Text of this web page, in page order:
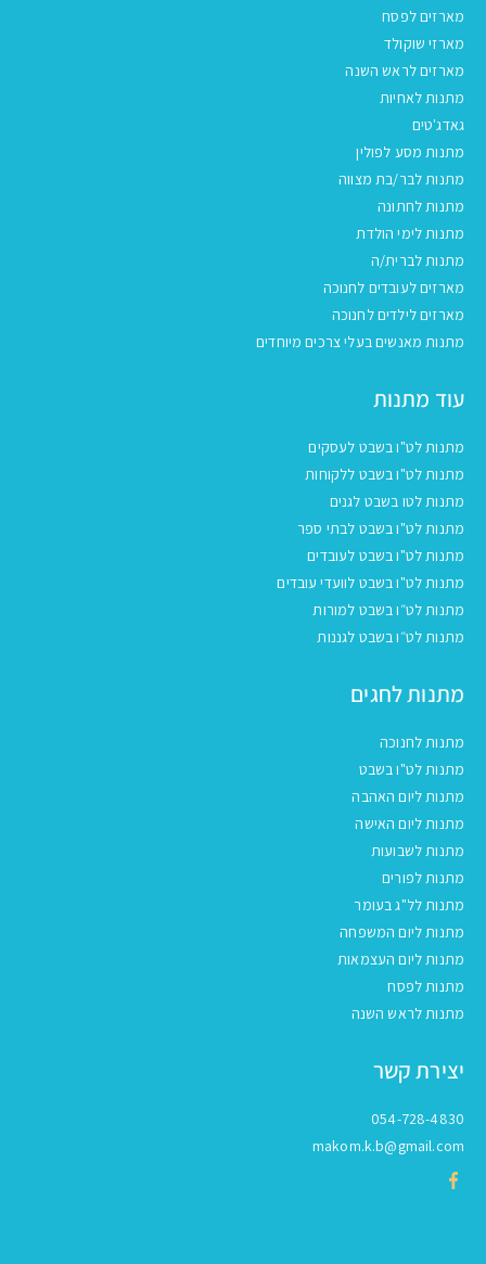
מארזים לפסח
מארזי שוקולד
מארזים לראש השנה
מתנות לאחיות
גאדג'טים
מתנות מסע לפולין
מתנות לבר/בת מצווה
מתנות לחתונה
מתנות לימי הולדת
מתנות לברית/ה
מארזים לעובדים לחנוכה
מארזים לילדים לחנוכה
מתנות מאנשים בעלי צרכים מיוחדים
עוד מתנות
מתנות לט"ו בשבט לעסקים
מתנות לט"ו בשבט ללקוחות
מתנות לטו בשבט לגנים
מתנות לט"ו בשבט לבתי ספר
מתנות לט"ו בשבט לעובדים
מתנות לט"ו בשבט לוועדי עובדים
מתנות לט״ו בשבט למורות
מתנות לט״ו בשבט לגננות
מתנות לחגים
מתנות לחנוכה
מתנות לט"ו בשבט
מתנות ליום האהבה
מתנות ליום האישה
מתנות לשבועות
מתנות לפורים
מתנות לל"ג בעומר
מתנות ליום המשפחה
מתנות ליום העצמאות
מתנות לפסח
מתנות לראש השנה
יצירת קשר
054-728-4830
makom.k.b@gmail.com